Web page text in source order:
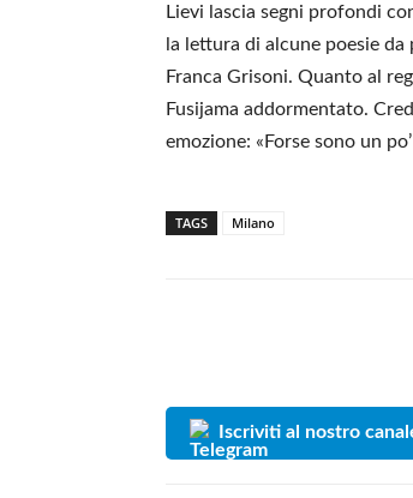
Lievi lascia segni profondi
la lettura di alcune poesie
Franca Grisoni. Quanto al
Fusijama addormentato.
emozione: «Forse sono un
TAGS Milano
Iscriviti al nostro